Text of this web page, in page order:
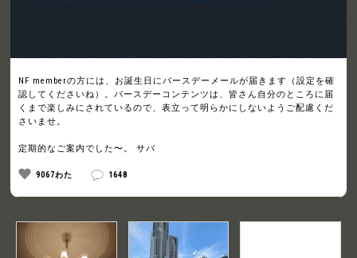
NF memberの方には、お誕生日にバースデーメールが届きます（設定を確
認してくださいね）。バースデーコンテンツは、皆さん自分のところに届
くまで楽しみにされているので、表立って明らかにしないようご配慮くだ
さいませ。
定期的なご案内でした〜。 サバ
9067わた 1648